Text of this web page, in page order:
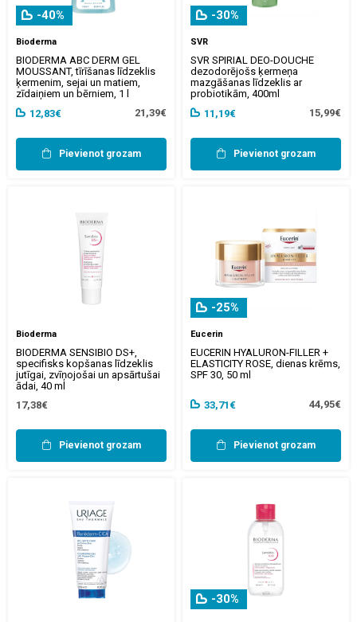
-40%
Bioderma
BIODERMA ABC DERM GEL
MOUSSANT, tīrīšanas līdzeklis
ķermenim, sejai un matiem,
zīdaiņiem un bērniem, 1 l
12,83€
21,39€
Pievienot grozam
-30%
SVR
SVR SPIRIAL DEO-DOUCHE
dezodorējošs ķermeņa
mazgāšanas līdzeklis ar
probiotikām, 400ml
11,19€
15,99€
Pievienot grozam
Bioderma
BIODERMA SENSIBIO DS+,
specifisks kopšanas līdzeklis
jutīgai, zvīņojošai un apsārtušai
ādai, 40 ml
17,38€
Pievienot grozam
-25%
Eucerin
EUCERIN HYALURON-FILLER +
ELASTICITY ROSE, dienas krēms,
SPF 30, 50 ml
33,71€ 44,95€
Pievienot grozam
-30%